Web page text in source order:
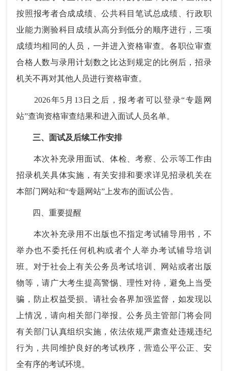
按照报考者合成成绩、公共科目笔试总成绩、行政职
业能力测验科目成绩从高分到低分的顺序进行，三项
成绩均相同的人员，一并进入资格审查。各职位审查
合格人数与录用计划数之比达到规定的比例后，招录
机关不再对其他人员进行资格审查。
2026年5月13日之后，报考者可以登录“专题网
站”查询资格审查结果和进入面试人员名单。
三、面试及后续工作安排
本次补充录用面试、体检、考察、公示等工作由
招录机关具体实施，有关安排和要求详见招录机关在
本部门网站和“专题网站”上发布的面试公告。
四、重要提醒
本次补充录用不出版也不指定考试辅导用书，不
举办也不委托任何机构或者个人举办考试辅导培训
班。对于社会上有关公务员考试培训、网站或者出版
物等，请广大考生提高警惕、理性对待，避免上当受
骗，防止权益受损。请社会各界加强监督，如发现以
上情况，请向相关部门举报。公务员主管部门将会同
有关部门认真组织实施，依法依规严肃查处违规违纪
行为，共同维护良好的考试秩序，营造公平公正、安
全有序的考试环境。